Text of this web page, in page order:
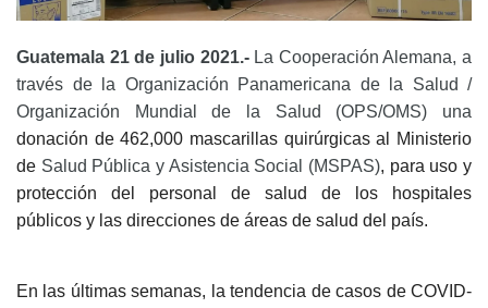
Guatemala 21 de julio 2021.-La Cooperación Alemana, a
través de la Organización Panamericana de la Salud /
Organización Mundial de la Salud (OPS/OMS) una
donación de 462,000 mascarillas quirúrgicas al Ministerio
de Salud Pública y Asistencia Social (MSPAS), para uso y
protección del personal de salud de los hospitales
públicos y las direcciones de áreas de salud del país.
En las últimas semanas, la tendencia de casos de COVID-